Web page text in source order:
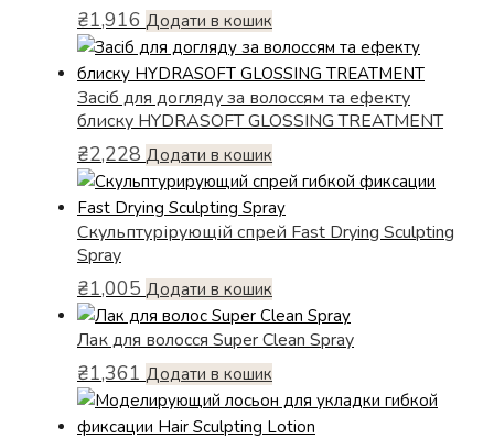
можна
вибрати
на
сторінці
₴1,916 Додати в кошик
Засіб для догляду за волоссям та ефекту
блиску HYDRASOFT GLOSSING TREATMENT
₴2,228 Додати в кошик
Скульптурірующій спрей Fast Drying Sculpting
Spray
₴1,005 Додати в кошик
Лак для волосся Super Clean Spray
₴1,361 Додати в кошик